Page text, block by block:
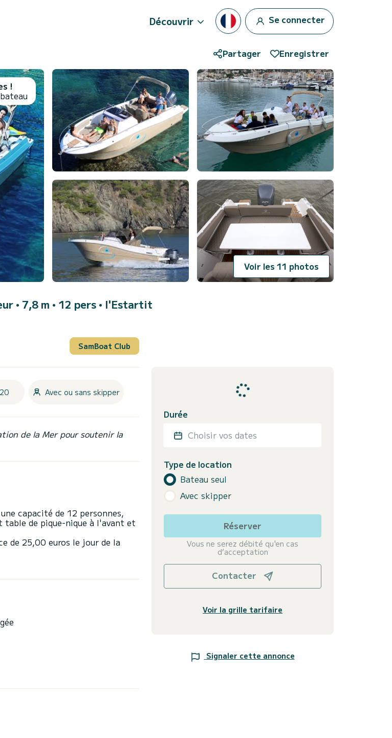
Découvrir Se connecter
Partager Enregistrer
Voir les 11 photos
!
• 7,8 m • 12 pers • l'Estartit
SamBoat Club
Avec ou sans skipper
de la Mer pour soutenir la
capacité de 12 personnes,
de pique-nique à l'avant et
de 25,00 euros le jour de la
Durée
Choisir vos dates
Type de location
Bateau seul
Avec skipper
Réserver
Vous ne serez débité qu'en cas
d’acceptation
Contacter
Voir la grille tarifaire
Signaler cette annonce